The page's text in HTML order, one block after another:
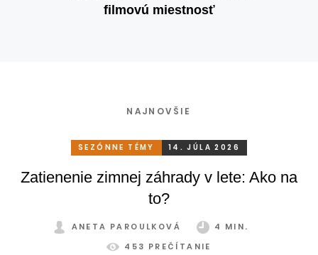
filmovú miestnosť
NAJNOVŠIE
SEZÓNNE TÉMY 14. JÚLA 2026
Zatienenie zimnej záhrady v lete: Ako na
to?
ANETA PAROULKOVÁ
4 MIN.
453 PREČÍTANIE